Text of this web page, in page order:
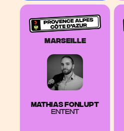
marseille
MATHIAS FONLUPT
ENTENT